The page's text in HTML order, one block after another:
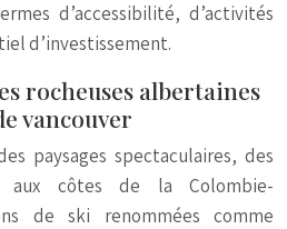
d’accessibilité, d’activités
d’investissement.
rocheuses albertaines
vancouver
paysages spectaculaires, des
aux côtes de la Colombie-
de ski renommées comme